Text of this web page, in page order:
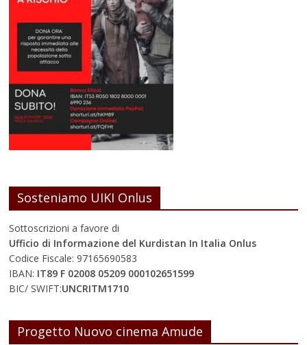
Sosteniamo UIKI Onlus
Sottoscrizioni a favore di
Ufficio di Informazione del Kurdistan In Italia Onlus
Codice Fiscale: 97165690583
IBAN: IT89 F 02008 05209 000102651599
BIC/ SWIFT:UNCRITM1710
Progetto Nuovo cinema Amude